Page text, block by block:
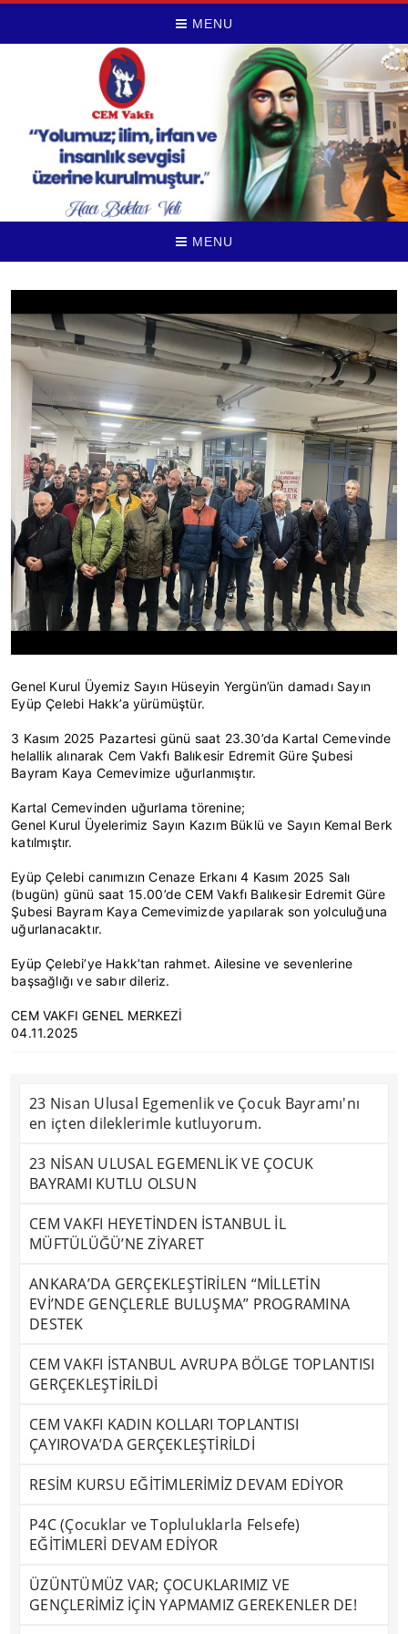
MENU
MENU
Genel Kurul Üyemiz Sayın Hüseyin Yergün’ün damadı Sayın
Eyüp Çelebi Hakk’a yürümüştür.
3 Kasım 2025 Pazartesi günü saat 23.30’da Kartal Cemevinde
helallik alınarak Cem Vakfı Balıkesir Edremit Güre Şubesi
Bayram Kaya Cemevimize uğurlanmıştır.
Kartal Cemevinden uğurlama törenine;
Genel Kurul Üyelerimiz Sayın Kazım Büklü ve Sayın Kemal Berk
katılmıştır.
Eyüp Çelebi canımızın Cenaze Erkanı 4 Kasım 2025 Salı
(bugün) günü saat 15.00’de CEM Vakfı Balıkesir Edremit Güre
Şubesi Bayram Kaya Cemevimizde yapılarak son yolculuğuna
uğurlanacaktır.
Eyüp Çelebi’ye Hakk’tan rahmet. Ailesine ve sevenlerine
başsağlığı ve sabır dileriz.
CEM VAKFI GENEL MERKEZİ
04.11.2025
23 Nisan Ulusal Egemenlik ve Çocuk Bayramı'nı
en içten dileklerimle kutluyorum.
23 NİSAN ULUSAL EGEMENLİK VE ÇOCUK
BAYRAMI KUTLU OLSUN
CEM VAKFI HEYETİNDEN İSTANBUL İL
MÜFTÜLÜĞÜ’NE ZİYARET
ANKARA’DA GERÇEKLEŞTİRİLEN “MİLLETİN
EVİ’NDE GENÇLERLE BULUŞMA” PROGRAMINA
DESTEK
CEM VAKFI İSTANBUL AVRUPA BÖLGE TOPLANTISI
GERÇEKLEŞTİRİLDİ
CEM VAKFI KADIN KOLLARI TOPLANTISI
ÇAYIROVA’DA GERÇEKLEŞTİRİLDİ
RESİM KURSU EĞİTİMLERİMİZ DEVAM EDİYOR
P4C (Çocuklar ve Topluluklarla Felsefe)
EĞİTİMLERİ DEVAM EDİYOR
ÜZÜNTÜMÜZ VAR; ÇOCUKLARIMIZ VE
GENÇLERİMİZ İÇİN YAPMAMIZ GEREKENLER DE!